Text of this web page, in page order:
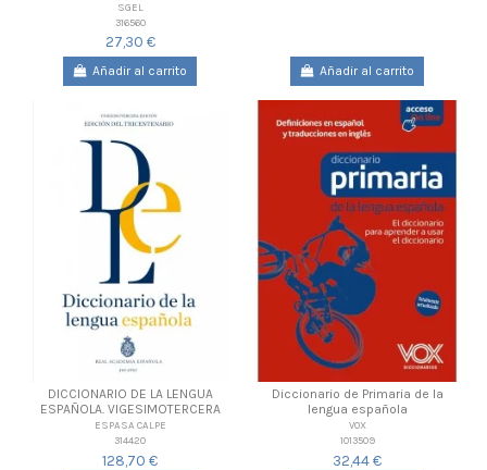
SGEL
316560
27,30 €
Añadir al carrito Añadir al carrito
DICCIONARIO DE LA LENGUA
ESPAÑOLA. VIGESIMOTERCERA
ESPASA CALPE
314420
128,70 €
Diccionario de Primaria de la
lengua española
VOX
1013509
32,44 €